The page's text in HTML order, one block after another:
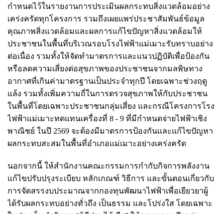
กำหนดไว้ในรายงานการประเมินผลกระทบสิ่งแวดล้อมอย่าง
เคร่งครัดทุกโครงการ รวมถึงเผยแพร่ประชาสัมพันธ์ข้อมูล
คุณภาพสิ่งแวดล้อมและผลการแก้ไขปัญหาสิ่งแวดล้อมให้
ประชาชนในพื้นที่บริเวณรอบโรงไฟฟ้าแม่เมาะรับทราบอย่าง
ต่อเนื่อง รวมทั้งให้จัดทำมาตรการและแนวปฏิบัติเพื่อป้องกัน
หรือลดความเสี่ยงต่อสุขภาพของประชาชนจากมลพิษทาง
อากาศที่เกินค่ามาตรฐานเป็นประจำทุกปี โดยเฉพาะช่วงฤดู
แล้ง รวมทั้งเพิ่มความถี่ในการตรวจสุขภาพให้กับประชาชน
ในพื้นที่โดยเฉพาะประชาชนกลุ่มเสี่ยง และกรณีโครงการโรง
ไฟฟ้าแม่เมาะทดแทนเครื่องที่ 8 - 9 ที่มีกำหนดจ่ายไฟฟ้าเชิง
พาณิชย์ ในปี 2569 จะต้องมีมาตรการป้องกันและแก้ไขปัญหา
ผลกระทบสะสมในพื้นที่อำเภอแม่เมาะอย่างเคร่งครัด
นอกจากนี้ ให้สำนักงานคณะกรรมการกำกับกิจการพลังงาน
แก้ไขปรับปรุงระเบียบ หลักเกณฑ์ วิธีการ และขั้นตอนเกี่ยวกับ
การจัดสรรงบประมาณจากกองทุนพัฒนาไฟฟ้าเพื่อเยียวยาผู้
ได้รับผลกระทบอย่างทั่วถึง เป็นธรรม และโปร่งใส โดยเฉพาะ